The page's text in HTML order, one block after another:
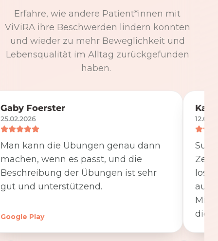
Erfahre, wie andere Patient*innen mit
ViViRA ihre Beschwerden lindern konnten
und wieder zu mehr Beweglichkeit und
Lebensqualität im Alltag zurückgefunden
haben.
Gaby Foerster
25.02.2026
Man kann die Übungen genau dann
machen, wenn es passt, und die
Beschreibung der Übungen ist sehr
gut und unterstützend.
Google Play
Zeit
die